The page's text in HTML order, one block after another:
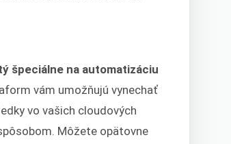
špeciálne na automatizáciu
vám umožňujú vynechať
vo vašich cloudových
Môžete opätovne